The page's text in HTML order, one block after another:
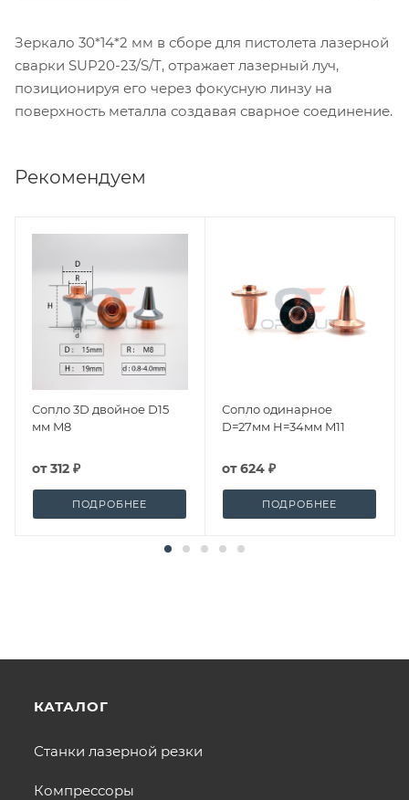
Зеркало 30*14*2 мм в сборе для пистолета лазерной
сварки SUP20-23/S/T, отражает лазерный луч,
позиционируя его через фокусную линзу на
поверхность металла создавая сварное соединение.
Рекомендуем
Сопло 3D двойное D15
мм M8
от312 ₽
ПОДРОБНЕЕ
Сопло одинарное
D=27мм H=34мм M11
от624 ₽
ПОДРОБНЕЕ
КАТАЛОГ
Станки лазерной резки
Компрессоры